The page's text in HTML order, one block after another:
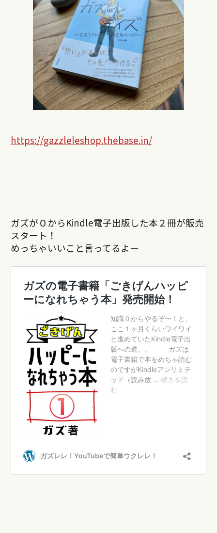
https://gazzleleshop.thebase.in/
ガズが０からKindle電子出版した本２冊が販売
スタート！
めっちゃいいこと言ってるよー